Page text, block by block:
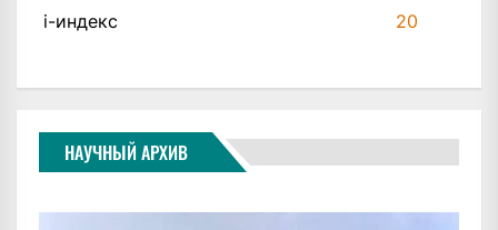
i-индекс
20
НАУЧНЫЙ АРХИВ